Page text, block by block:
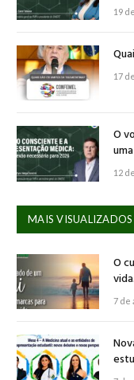
19
17
O
12
MAIS
O
vida.
7 de